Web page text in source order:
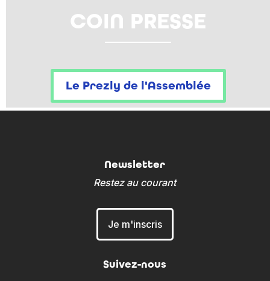
COIN PRESSE
Le Prezly de l'Assemblée
Newsletter
Restez au courant
Je m'inscris
Suivez-nous